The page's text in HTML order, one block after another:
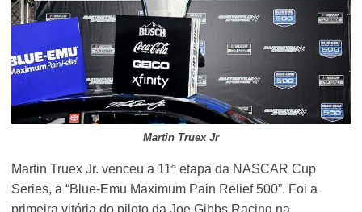
Martin Truex Jr
Martin Truex Jr. venceu a 11ª etapa da NASCAR Cup
Series, a “Blue-Emu Maximum Pain Relief 500”. Foi a